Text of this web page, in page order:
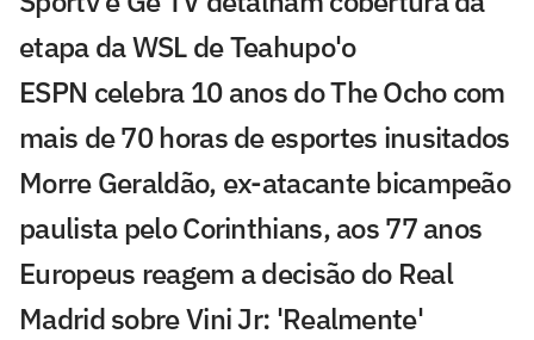
etapa da WSL de Teahupo'o
ESPN celebra 10 anos do The Ocho com
mais de 70 horas de esportes inusitados
Morre Geraldão, ex-atacante bicampeão
paulista pelo Corinthians, aos 77 anos
Europeus reagem a decisão do Real
Madrid sobre Vini Jr: 'Realmente'